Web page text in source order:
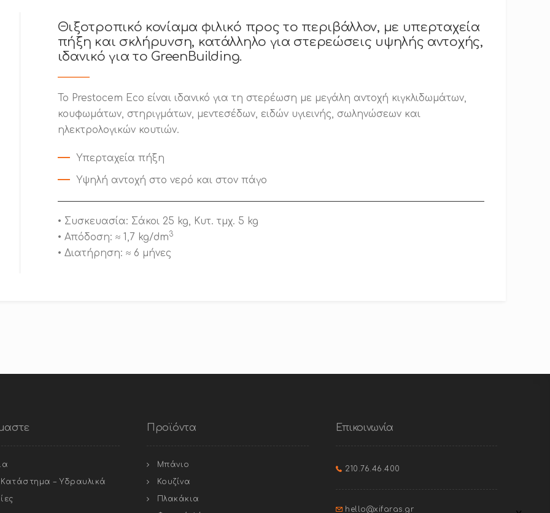
Θιξοτροπικό κονίαμα φιλικό προς το περιβάλλον, με υπερταχεία
πήξη και σκλήρυνση, κατάλληλο για στερεώσεις υψηλής αντοχής,
ιδανικό για το GreenBuilding.
Το Prestocem Eco είναι ιδανικό για τη στερέωση με μεγάλη αντοχή κιγκλιδωμάτων,
κουφωμάτων, στηριγμάτων, μεντεσέδων, ειδών υγιεινής, σωληνώσεων και
ηλεκτρολογικών κουτιών.
Υπερταχεία πήξη
Υψηλή αντοχή στο νερό και στον πάγο
• Συσκευασία: Σάκοι 25 kg, Κυτ. τμχ. 5 kg
• Απόδοση: ≈ 1,7 kg/dm3
• Διατήρηση: ≈ 6 μήνες
Κατάστημα – Υδραυλικά
Προϊόντα
Μπάνιο
Κουζίνα
Πλακάκια
Επικοινωνία
210.76.46.400
hello@xifaras.gr